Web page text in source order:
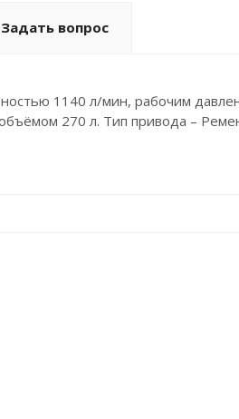
Задать вопрос
1140 л/мин, рабочим
270 л. Тип привода –